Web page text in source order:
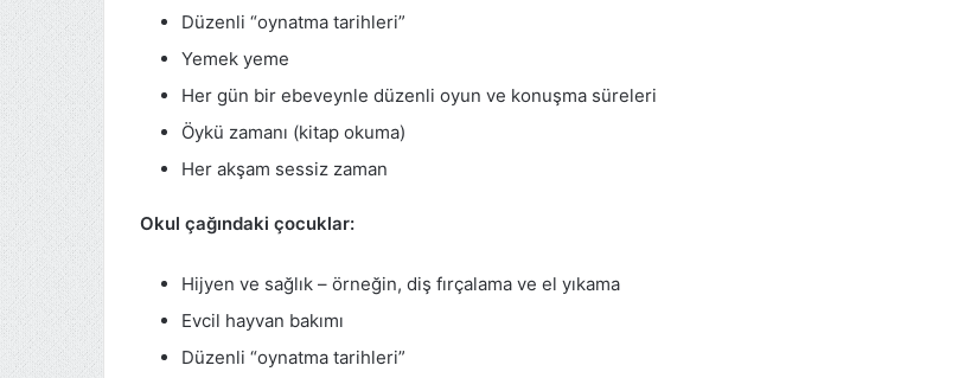
Düzenli “oynatma tarihleri”
Yemek yeme
Her gün bir ebeveynle düzenli oyun ve konuşma süreleri
Öykü zamanı (kitap okuma)
Her akşam sessiz zaman
Okul çağındaki çocuklar:
Hijyen ve sağlık – örneğin, diş fırçalama ve el yıkama
Evcil hayvan bakımı
Düzenli “oynatma tarihleri”